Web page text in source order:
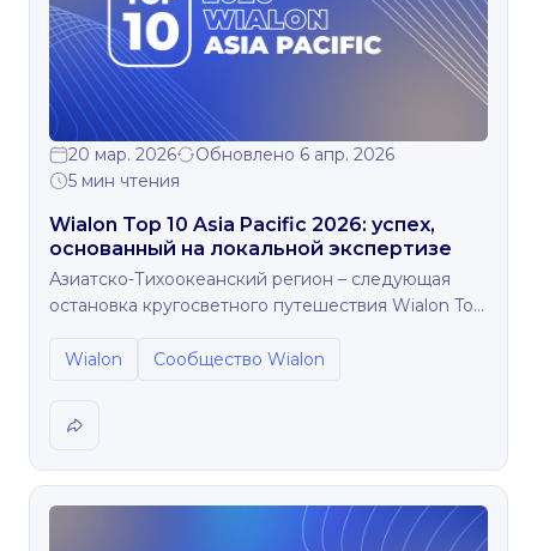
20 мар. 2026
Обновлено 6 апр. 2026
5 мин чтения
Wialon Top 10 Asia Pacific 2026: успех,
основанный на локальной экспертизе
Азиатско-Тихоокеанский регион – следующая
остановка кругосветного путешествия Wialon Top
Wialon
Сообщество Wialon